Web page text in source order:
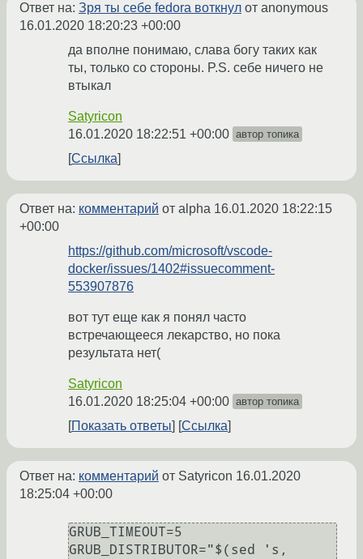
Ответ на: Зря ты себе fedora воткнул от anonymous
16.01.2020 18:20:23 +00:00
да вполне понимаю, слава богу таких как
ты, только со стороны. P.S. себе ничего не
втыкал
Satyricon
16.01.2020 18:22:51 +00:00 автор топика
Ссылка
Ответ на: комментарий от alpha 16.01.2020 18:22:15
+00:00
https://github.com/microsoft/vscode-
docker/issues/1402#issuecomment-
553907876
вот тут еще как я понял часто
встречающееся лекарство, но пока
результата нет(
Satyricon
16.01.2020 18:25:04 +00:00 автор топика
Показать ответы Ссылка
Ответ на: комментарий от Satyricon 16.01.2020
18:25:04 +00:00
GRUB_TIMEOUT=5
GRUB_DISTRIBUTOR="$(sed 's,